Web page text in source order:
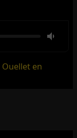
Ouellet en